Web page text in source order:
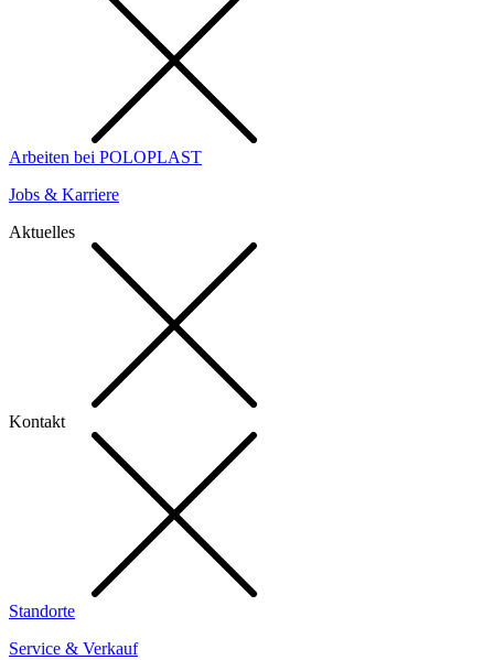
Arbeiten bei POLOPLAST
Jobs & Karriere
Aktuelles
Kontakt
Standorte
Service & Verkauf